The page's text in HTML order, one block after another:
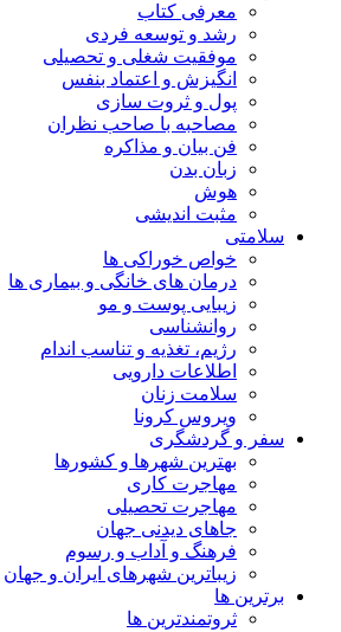
معرفی کتاب
رشد و توسعه فردی
موفقیت شغلی و تحصیلی
انگیزش و اعتماد بنفس
پول و ثروت سازی
مصاحبه با صاحب نظران
فن بیان و مذاکره
زبان بدن
هوش
مثبت اندیشی
سلامتی
خواص خوراکی ها
درمان های خانگی و بیماری ها
زیبایی پوست و مو
روانشناسی
رژیم، تغذیه و تناسب اندام
اطلاعات دارویی
سلامت زنان
ویروس کرونا
سفر و گردشگری
بهترین شهرها و کشورها
مهاجرت کاری
مهاجرت تحصیلی
جاهای دیدنی جهان
فرهنگ و آداب و رسوم
زیباترین شهرهای ایران و جهان
برترین ها
ثروتمندترین ها